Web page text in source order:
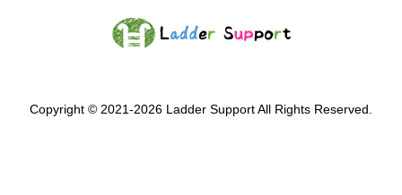
Copyright © 2021-2026 Ladder Support All Rights Reserved.